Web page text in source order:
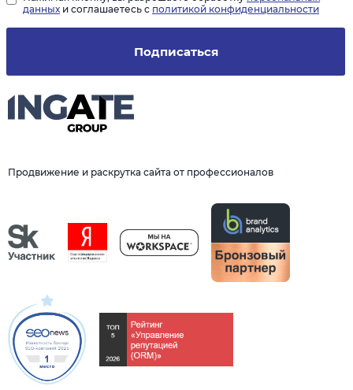
Продвижение и раскрутка сайта от профессионалов
Подписаться
данных и соглашаетесь с политикой конфиденциальности